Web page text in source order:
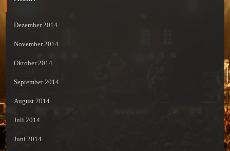
Dezember 2014
November 2014
Oktober 2014
September 2014
August 2014
Juli 2014
Juni 2014